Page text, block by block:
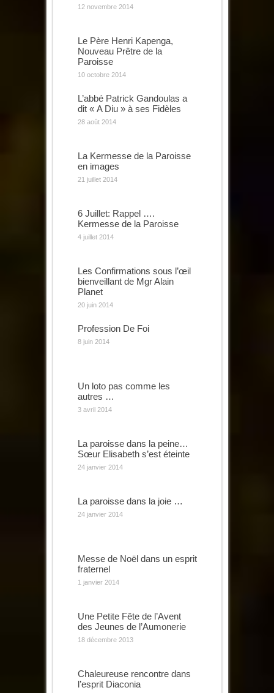
12 novembre 2014
Le Père Henri Kapenga,
Nouveau Prêtre de la
Paroisse
10 octobre 2014
L’abbé Patrick Gandoulas a
dit « A Diu » à ses Fidèles
28 août 2014
La Kermesse de la Paroisse
en images
21 juillet 2014
6 Juillet: Rappel ….
Kermesse de la Paroisse
4 juillet 2014
Les Confirmations sous l’œil
bienveillant de Mgr Alain
Planet
20 juin 2014
Profession De Foi
8 juin 2014
Un loto pas comme les
autres …
3 avril 2014
La paroisse dans la peine…
Sœur Elisabeth s’est éteinte
24 janvier 2014
La paroisse dans la joie …
24 janvier 2014
Messe de Noël dans un esprit
fraternel
1 janvier 2014
Une Petite Fête de l’Avent
des Jeunes de l’Aumonerie
18 décembre 2013
Chaleureuse rencontre dans
l’esprit Diaconia